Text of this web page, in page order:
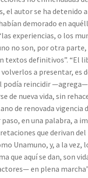
el autor se ha detenido
demorado en
experiencias, o los
no son, por otra parte,
textos definitivos”. “El
a presentar, es
reincidir —agrega—
de nueva vida, sin
de renovada vigencia
en una palabra, a
que derivan del
Unamuno, y, a la vez,
que aquí se dan, son
en plena